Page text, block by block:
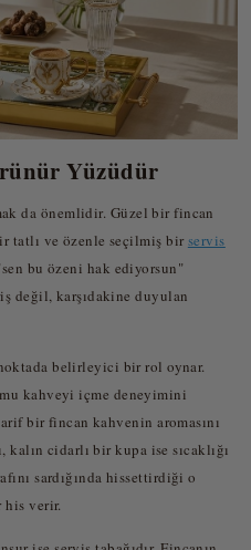
Yüzüdür
da önemlidir. Güzel bir fincan
tatlı ve özenle seçilmiş bir servis
bu özeni hak ediyorsun"
değil, karşıdakine duyulan
belirleyici bir rol oynar.
kahveyi içme deneyimini
bir fincan kahvenin aromasını
kalın cidarlı bir kupa ise sıcaklığı
sardığında hissettirdiği o
his verir.